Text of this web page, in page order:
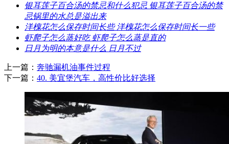
​银耳莲子百合汤的禁忌和什么犯忌 银耳莲子百合汤的禁
忌锅里的水总是溢出来
​洋槐花怎么保存时间长些 洋槐花怎么保存时间长一些
​虾爬子怎么蒸好吃 虾爬子怎么蒸是直的
​日月为明的本意是什么 日月不过
上一篇： ​奔驰漏机油事件过程
下一篇： ​40. 美宜堡汽车，高性价比好选择